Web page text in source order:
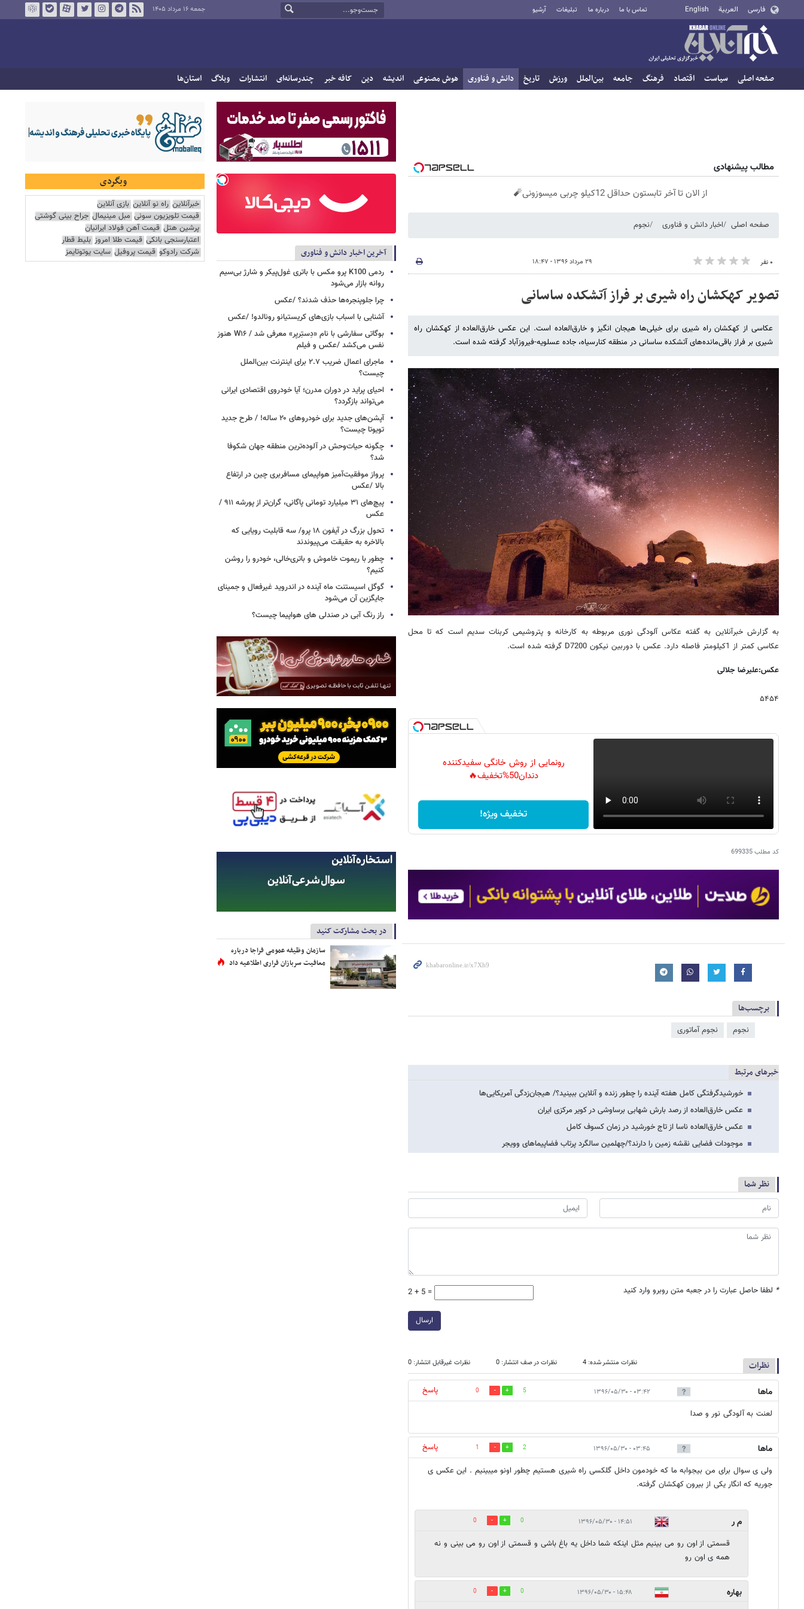
فارسی العربية English تماس با ما درباره ما تبلیغات آرشیو جمعه ۱۶ مرداد ۱۴۰۵
صفحه اصلی سیاست اقتصاد فرهنگ جامعه بین‌الملل ورزش تاریخ دانش و فناوری هوش مصنوعی اندیشه دین کافه خبر چندرسانه‌ای انتشارات وبلاگ استان‌ها
مطالب پیشنهادی
از الان تا آخر تابستون حداقل 12کیلو چربی میسوزونی🧨
صفحه اصلی اخبار دانش و فناوری نجوم
۰ نفر ۲۹ مرداد ۱۳۹۶ - ۱۸:۴۷
تصویر کهکشان راه شیری بر فراز آتشکده ساسانی
عکاسی از کهکشان راه شیری برای خیلی‌ها هیجان انگیز و خارق‌العاده است. این عکس خارق‌العاده از کهکشان راه
شیری بر فراز باقی‌مانده‌های آتشکده‌ ساسانی در منطقه کنارسیاه، جاده عسلویه-فیروزآباد گرفته شده است.
به گزارش خبرآنلاین به گفته عکاس آلودگی نوری مربوطه به کارخانه و پتروشیمی کربنات سدیم است که تا محل
عکاسی کمتر از 1کیلومتر فاصله دارد. عکس با دوربین نیکون D7200 گرفته شده است.
عکس:علیرضا جلالی
۵۴۵۴
رونمایی از روش خانگی سفیدکننده
دندان50%تخفیف🔥
تخفیف ویژه!
کد مطلب699335
برچسب‌ها
نجوم نجوم آماتوری
خبرهای مرتبط
خورشیدگرفتگی کامل هفته آینده را چطور زنده و آنلاین ببینید؟/ هیجان‌زدگی آمریکایی‌ها
عکس خارق‌العاده از رصد بارش شهابی برساوشی در کویر مرکزی ایران
عکس خارق‌العاده ناسا از تاج خورشید در زمان کسوف کامل
موجودات فضایی نقشه زمین را دارند؟/چهلمین سالگرد پرتاب فضاپیماهای وویجر
نظر شما
* لطفا حاصل عبارت را در جعبه متن روبرو وارد کنید 2 + 5 =
ارسال
نظرات نظرات منتشر شده: 4 نظرات در صف انتشار: 0 نظرات غیرقابل انتشار: 0
ماها ۰۳:۴۲ - ۱۳۹۶/۰۵/۳۰ 5
0
پاسخ
لعنت به آلودگی نور و صدا
ماها ۰۳:۴۵ - ۱۳۹۶/۰۵/۳۰ 2
1
پاسخ
ولی ی سوال برای من بیجوابه ما که خودمون داخل گلکسی راه شیری هستیم چطور اونو میبینیم . این عکس ی
جوریه که انگار یکی از بیرون کهکشان گرفته.
م ر ۱۴:۵۱ - ۱۳۹۶/۰۵/۳۰ 0
0
قسمتی از اون رو می بینیم مثل اینکه شما داخل یه باغ باشی و قسمتی از اون رو می بینی و نه
همه ی اون رو
بهاره ۱۵:۴۸ - ۱۳۹۶/۰۵/۳۰ 0
0
آخرین اخبار دانش و فناوری
ردمی K100 پرو مکس با باتری غول‌پیکر و شارژ بی‌سیم
روانه بازار می‌شود
چرا جلوپنجره‌ها حذف شدند؟ /عکس
آشنایی با اسباب‌ بازی‌های کریستیانو رونالدو! /عکس
بوگاتی سفارشی با نام «دِستِریِر» معرفی شد / W۱۶ هنوز
نفس می‌کشد /عکس و فیلم
ماجرای اعمال ضریب ۲.۷ برای اینترنت بین‌الملل
چیست؟
احیای پراید در دوران مدرن؛ آیا خودروی اقتصادی ایرانی
می‌تواند بازگردد؟
آپشن‌های جدید برای خودروهای ۲۰ ساله! / طرح جدید
تویوتا چیست؟
چگونه حیات‌وحش در آلوده‌ترین منطقه جهان شکوفا
شد؟
پرواز موفقیت‌آمیز هواپیمای مسافربری چین در ارتفاع
بالا /عکس
پیچ‌های ۳۱ میلیارد تومانی پاگانی، گران‌تر از پورشه ۹۱۱ /
عکس
تحول بزرگ در آیفون ۱۸ پرو/ سه قابلیت رویایی که
بالاخره به حقیقت می‌پیوندند
چطور با ریموت خاموش و باتری‌خالی، خودرو را روشن
کنیم؟
گوگل اسیستنت ماه آینده در اندروید غیرفعال و جمینای
جایگزین آن می‌شود
راز رنگ آبی در صندلی های هواپیما چیست؟
در بحث مشارکت کنید
سازمان وظیفه عمومی فراجا درباره
معافیت سربازان فراری اطلاعیه داد
وبگردی
خبرآنلاین راه نو آنلاین بازی آنلاین
قیمت تلویزیون سونی مبل مینیمال جراح بینی گوشتی
پرشین هتل قیمت آهن فولاد ایرانیان
اعتبارسنجی بانکی قیمت طلا امروز بلیط قطار
شرکت رادوکو قیمت پروفیل سایت یوتوتایمز